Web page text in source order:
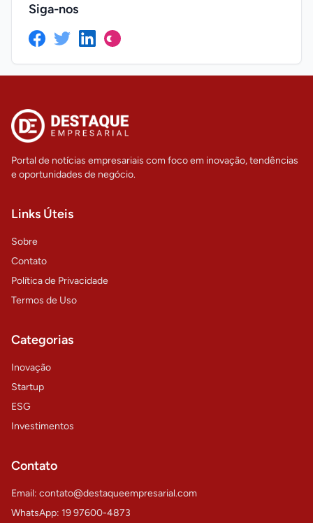
Siga-nos
FacebookTwitterLinkedInInstagram
Portal de notícias empresariais com foco em inovação, tendências
e oportunidades de negócio.
Links Úteis
Sobre
Contato
Política de Privacidade
Termos de Uso
Categorias
Inovação
Startup
ESG
Investimentos
Contato
Email: contato@destaqueempresarial.com
WhatsApp: 19 97600-4873